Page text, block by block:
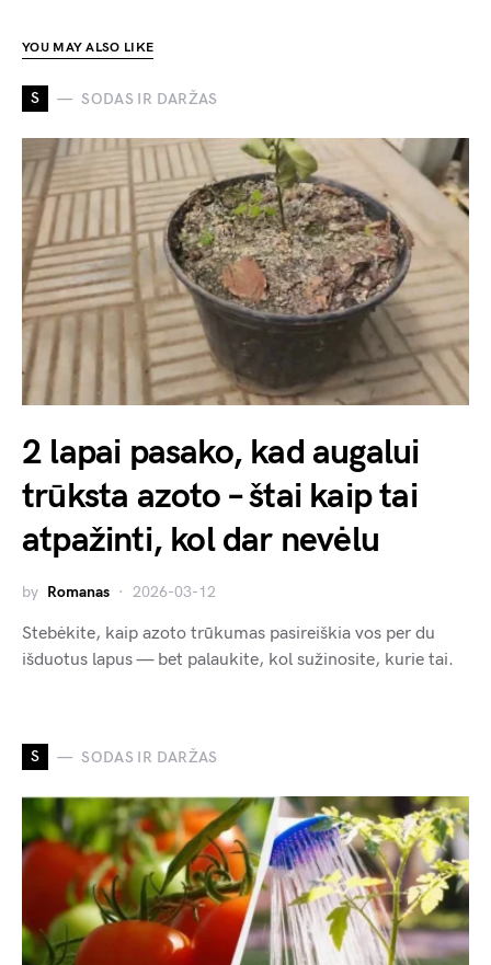
YOU MAY ALSO LIKE
S SODAS IR DARŽAS
2 lapai pasako, kad augalui
trūksta azoto – štai kaip tai
atpažinti, kol dar nevėlu
by Romanas 2026-03-12
Stebėkite, kaip azoto trūkumas pasireiškia vos per du
išduotus lapus — bet palaukite, kol sužinosite, kurie tai.
S SODAS IR DARŽAS